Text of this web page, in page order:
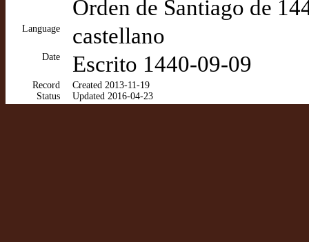
Orden de Santiago de
Language castellano
Date Escrito 1440-09-09
Record
Status
Created 2013-11-19
Updated 2016-04-23